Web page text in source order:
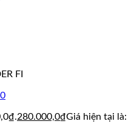
FI
280.000,0₫Giá hiện tại là: